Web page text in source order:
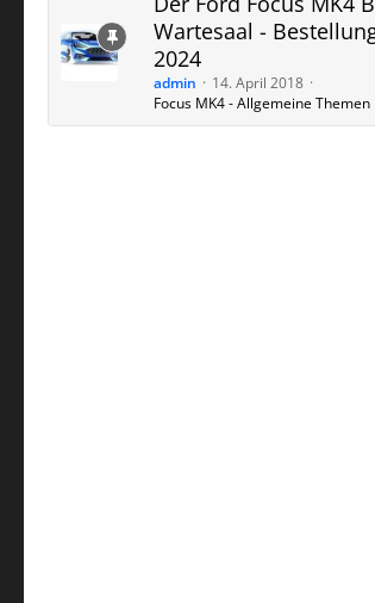
Wartesaal -
2024
admin
14. April 2018
Focus MK4 - Allgemeine Themen